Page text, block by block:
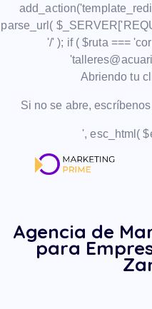
parse_url(
'/' ); if ( $ruta ===
Abriendo tu
Si no se abre, escríbenos
', esc_html(
Agencia de
para